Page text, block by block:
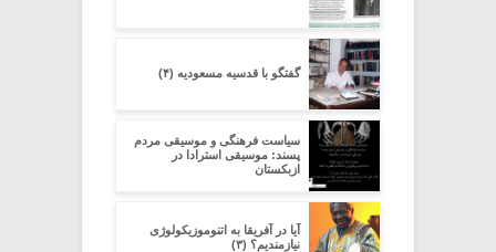
گفتگو با قدسیه مسعودیه (۴)
سیاست فرهنگی و موسیقی مردم
پسند: موسیقی استرادا در
ازبکستان
آیا در آفریقا به اتنوموزیکولوژی
نیازمندیم؟ (۳)